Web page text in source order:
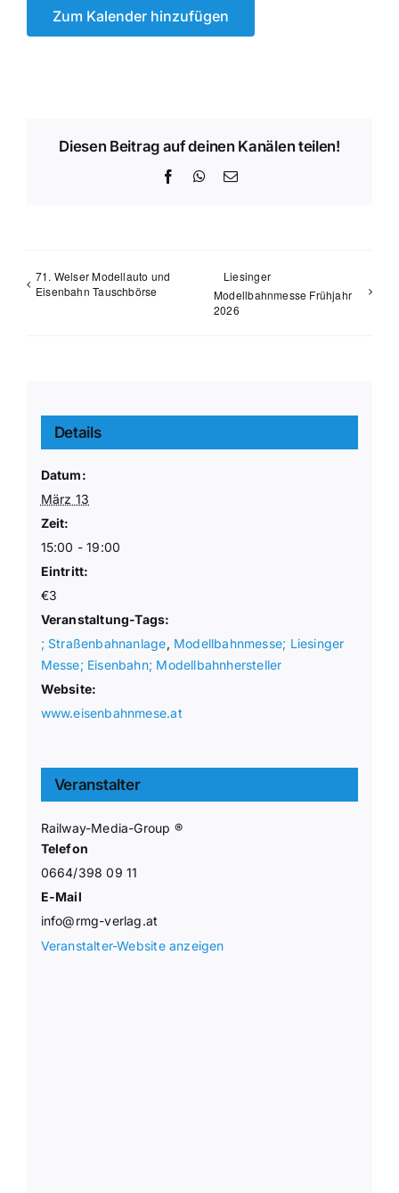
Zum Kalender hinzufügen
Diesen Beitrag auf deinen Kanälen teilen!
FacebookWhatsApp
E-
71. Welser Modellauto und
Eisenbahn Tauschbörse
Liesinger
Modellbahnmesse Frühjahr
2026
Details
Datum:
März 13
Zeit:
15:00 - 19:00
Eintritt:
€3
Veranstaltung-Tags:
; Straßenbahnanlage, Modellbahnmesse; Liesinger
Messe; Eisenbahn; Modellbahnhersteller
Website:
www.eisenbahnmese.at
Veranstalter
Railway-Media-Group ®
Telefon
0664/398 09 11
E-Mail
info@rmg-verlag.at
Veranstalter-Website anzeigen